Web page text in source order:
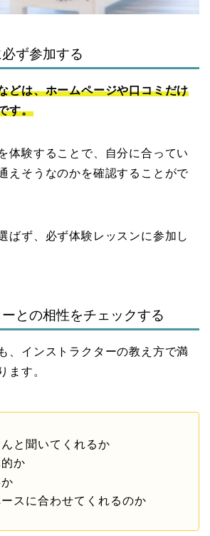
ず参加する
どは、ホームページや口コミだけ
す。
体験することで、自分に合ってい
えそうなのかを確認することがで
ばず、必ず体験レッスンに参加し
との相性をチェックする
、インストラクターの教え方で満
ます。
と聞いてくれるか
か
スに合わせてくれるのか